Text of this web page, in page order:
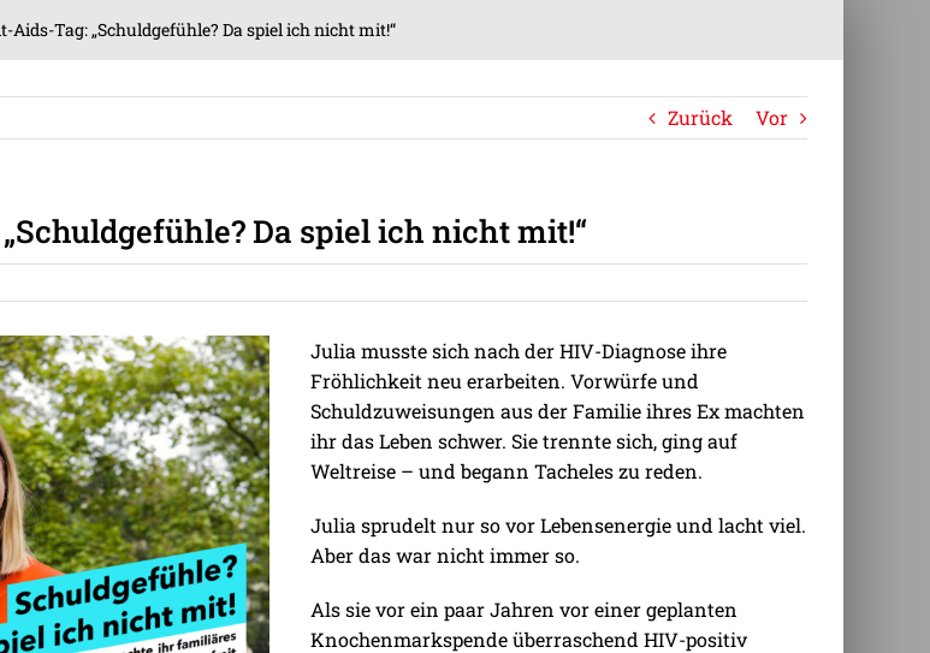
Aids-Tag: „Schuldgefühle? Da spiel ich nicht mit!“
Zurück Vor
Da spiel ich nicht mit!“
Julia musste sich nach der HIV-Diagnose ihre
Fröhlichkeit neu erarbeiten. Vorwürfe und
Schuldzuweisungen aus der Familie ihres Ex machten
ihr das Leben schwer. Sie trennte sich, ging auf
Weltreise – und begann Tacheles zu reden.
Julia sprudelt nur so vor Lebensenergie und lacht viel.
Aber das war nicht immer so.
Als sie vor ein paar Jahren vor einer geplanten
Knochenmarkspende überraschend HIV-positiv